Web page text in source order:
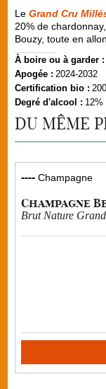
Le Grand Cru
20% de
Bouzy, toute en
À boire ou à garder :
Apogée : 2024-2032
Certification bio :
Degré d'alcool : 12%
DU MÊME
---- Champagne
Champagne
Brut Nature